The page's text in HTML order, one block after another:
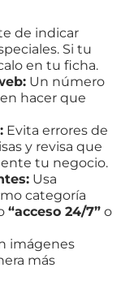
de indicar
Si tu
en tu ficha.
Un número
hacer que
Evita errores de
y revisa que
tu negocio.
Usa
categoría
“acceso 24/7” o
imágenes
más